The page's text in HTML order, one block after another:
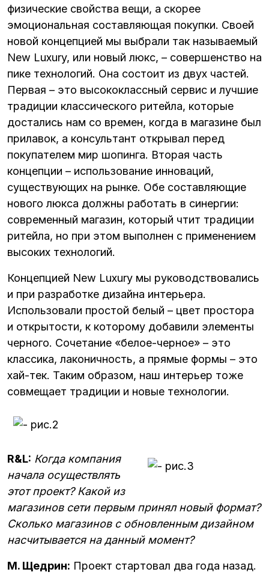
физические свойства вещи, а скорее
эмоциональная составляющая покупки. Своей
новой концепцией мы выбрали так называемый
New Luxury, или новый люкс, – совершенство на
пике технологий. Она состоит из двух частей.
Первая – это высококлассный сервис и лучшие
традиции классического ритейла, которые
достались нам со времен, когда в магазине был
прилавок, а консультант открывал перед
покупателем мир шопинга. Вторая часть
концепции – использование инноваций,
существующих на рынке. Обе составляющие
нового люкса должны работать в синергии:
современный магазин, который чтит традиции
ритейла, но при этом выполнен с применением
высоких технологий.
Концепцией New Luxury мы руководствовались
и при разработке дизайна интерьера.
Использовали простой белый – цвет простора
и открытости, к которому добавили элементы
черного. Сочетание «белое-черное» – это
классика, лаконичность, а прямые формы – это
хай-тек. Таким образом, наш интерьер тоже
совмещает традиции и новые технологии.
R&L: Когда компания
начала осуществлять
этот проект? Какой из
магазинов сети первым принял новый формат?
Сколько магазинов с обновленным дизайном
насчитывается на данный момент?
М. Щедрин: Проект стартовал два года назад.